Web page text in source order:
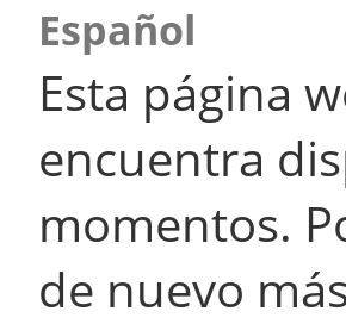
Español
Esta página
encuentra
momentos.
de nuevo